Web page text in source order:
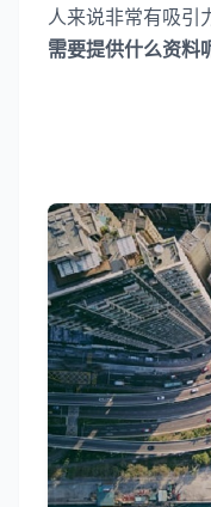
人来说非常有吸引
需要提供什么资料